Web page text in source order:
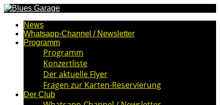
News
Whatsapp-Channel / Newsletter
Programm
Programm
Konzertliste
Der aktuelle Flyer
Fragen zur Karten-Reservierung
Der Club